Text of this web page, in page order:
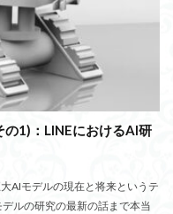
1)：LINEにおけるAI研
AIモデルの現在と将来というテ
ルの研究の最新の話まで本当